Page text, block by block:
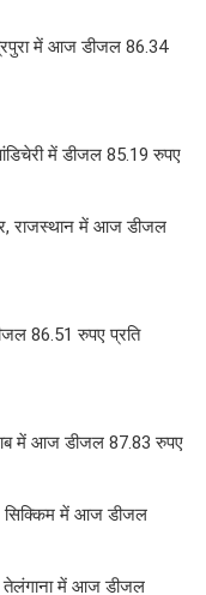
में आज डीजल 86.34
में डीजल 85.19 रुपए
राजस्थान में आज डीजल
86.51 रुपए प्रति
में आज डीजल 87.83 रुपए
सिक्किम में आज डीजल
तेलंगाना में आज डीजल